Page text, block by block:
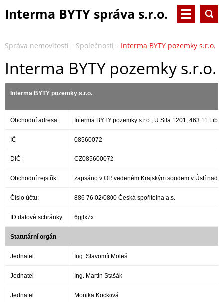
Interma BYTY správa s.r.o.
Správa nemovitostí Společnosti Interma BYTY pozemky s.r.o.
Interma BYTY pozemky s.r.o.
Interma BYTY pozemky s.r.o.
Obchodní adresa: Interma BYTY pozemky s.r.o.; U Sila 1201, 463 11
IČ 08560072
DIČ CZ085600072
Obchodní rejstřík zapsáno v OR vedeném Krajským soudem v Ústí nad
Číslo účtu: 886 76 02/0800 Česká spořitelna a.s.
ID datové schránky 6gjfx7x
Statutární orgán
Jednatel Ing. Slavomír Moleš
Jednatel Ing. Martin Stašák
Jednatel Monika Kocková